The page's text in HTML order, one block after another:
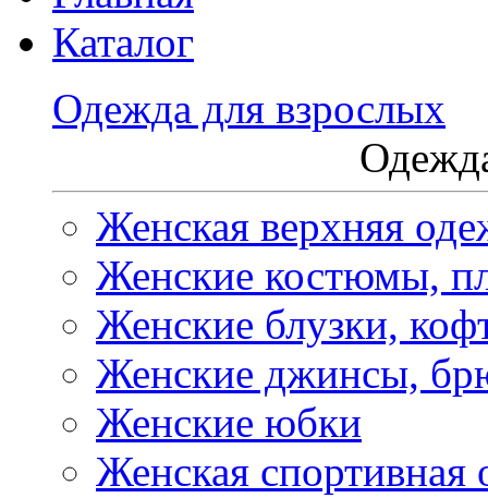
Каталог
Одежда для взрослых
Женская верхняя
Женские костюмы,
Женские блузки,
Женские джинсы,
Женские юбки
Женская спортивная